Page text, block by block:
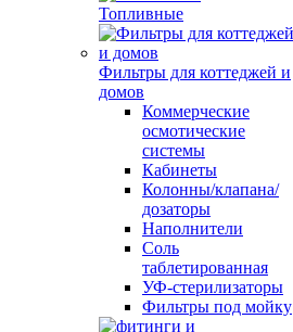
Топливные
Фильтры для коттеджей и
домов
Коммерческие
осмотические
системы
Кабинеты
Колонны/клапана/
дозаторы
Наполнители
Соль
таблетированная
УФ-стерилизаторы
Фильтры под мойку